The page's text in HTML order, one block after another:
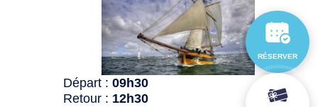
Départ :09h30
Retour : 12h30
RÉSERVER